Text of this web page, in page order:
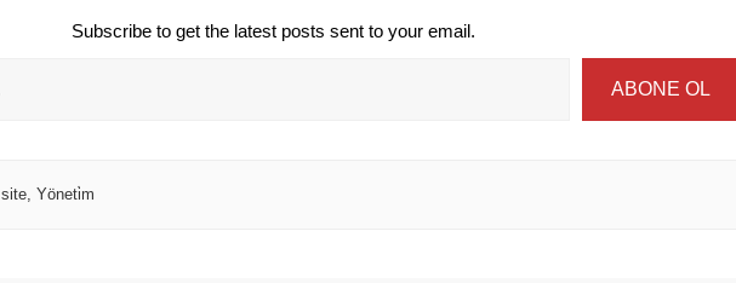
Subscribe to get the latest posts sent to your email.
ABONE OL
site, Yöneti̇m